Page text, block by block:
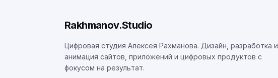
Rakhmanov.Studio
Цифровая студия Алексея Рахманова. Дизайн, разработка и
анимация сайтов, приложений и цифровых продуктов с
фокусом на результат.